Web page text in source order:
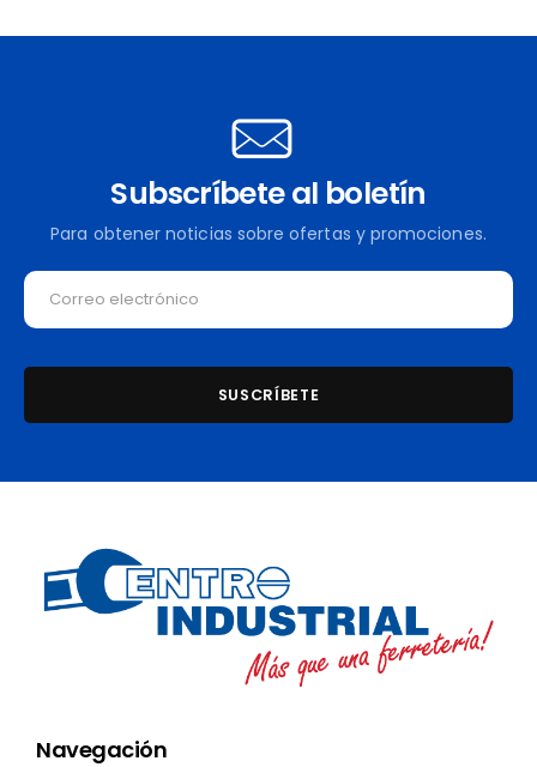
Subscríbete al boletín
Para obtener noticias sobre ofertas y promociones.
Navegación